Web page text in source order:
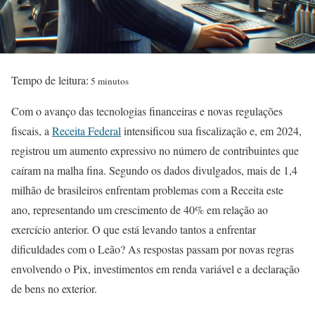
Tempo de leitura: 5 minutos
Com o avanço das tecnologias financeiras e novas regulações
fiscais, a Receita Federal intensificou sua fiscalização e, em 2024,
registrou um aumento expressivo no número de contribuintes que
caíram na malha fina. Segundo os dados divulgados, mais de 1,4
milhão de brasileiros enfrentam problemas com a Receita este
ano, representando um crescimento de 40% em relação ao
exercício anterior. O que está levando tantos a enfrentar
dificuldades com o Leão? As respostas passam por novas regras
envolvendo o Pix, investimentos em renda variável e a declaração
de bens no exterior.